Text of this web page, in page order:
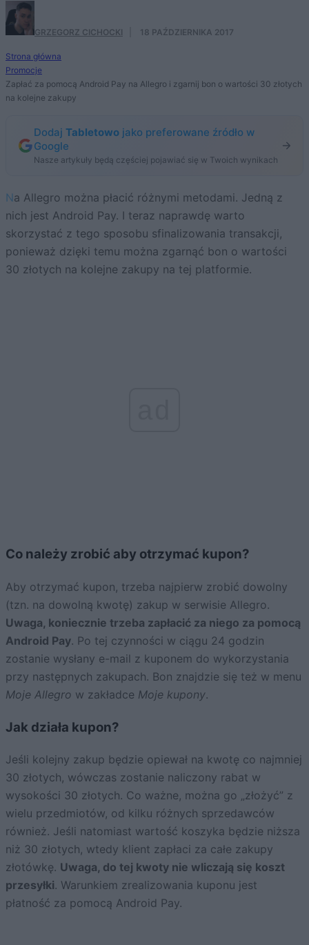
GRZEGORZ CICHOCKI 18 PAŹDZIERNIKA 2017
Strona główna
Promocje
Zapłać za pomocą Android Pay na Allegro i zgarnij bon o wartości 30 złotych
na kolejne zakupy
Dodaj Tabletowo jako preferowane źródło w
Google
Nasze artykuły będą częściej pojawiać się w Twoich wynikach
Na Allegro można płacić różnymi metodami. Jedną z
nich jest Android Pay. I teraz naprawdę warto
skorzystać z tego sposobu sfinalizowania transakcji,
ponieważ dzięki temu można zgarnąć bon o wartości
30 złotych na kolejne zakupy na tej platformie.
Co należy zrobić aby otrzymać kupon?
Aby otrzymać kupon, trzeba najpierw zrobić dowolny
(tzn. na dowolną kwotę) zakup w serwisie Allegro.
Uwaga, koniecznie trzeba zapłacić za niego za pomocą
Android Pay. Po tej czynności w ciągu 24 godzin
zostanie wysłany e-mail z kuponem do wykorzystania
przy następnych zakupach. Bon znajdzie się też w menu
Moje Allegro w zakładce Moje kupony.
Jak działa kupon?
Jeśli kolejny zakup będzie opiewał na kwotę co najmniej
30 złotych, wówczas zostanie naliczony rabat w
wysokości 30 złotych. Co ważne, można go „złożyć” z
wielu przedmiotów, od kilku różnych sprzedawców
również. Jeśli natomiast wartość koszyka będzie niższa
niż 30 złotych, wtedy klient zapłaci za całe zakupy
złotówkę. Uwaga, do tej kwoty nie wliczają się koszt
przesyłki. Warunkiem zrealizowania kuponu jest
płatność za pomocą Android Pay.